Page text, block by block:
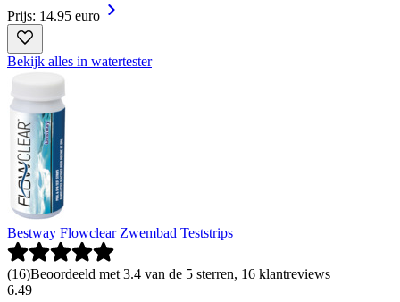
Prijs: 14.95 euro
Bekijk alles in watertester
Bestway Flowclear Zwembad Teststrips
(16)Beoordeeld met 3.4 van de 5 sterren, 16 klantreviews
6.49